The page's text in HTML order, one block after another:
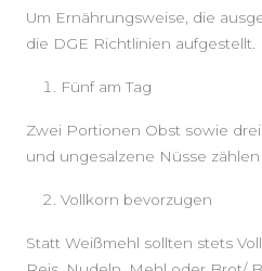
Um Ernährungsweise, die
die DGE Richtlinien
Fünf am Tag
Zwei Portionen Obst sowie
und ungesalzene Nüsse
Vollkorn bevorzugen
Statt Weißmehl sollten stets